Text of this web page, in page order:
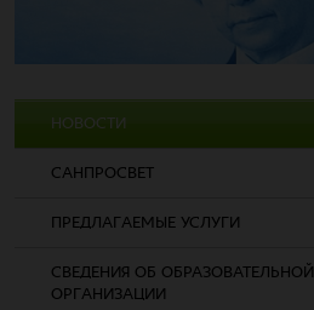
НОВОСТИ
САНПРОСВЕТ
ПРЕДЛАГАЕМЫЕ УСЛУГИ
СВЕДЕНИЯ ОБ ОБРАЗОВАТЕЛЬНОЙ
ОРГАНИЗАЦИИ